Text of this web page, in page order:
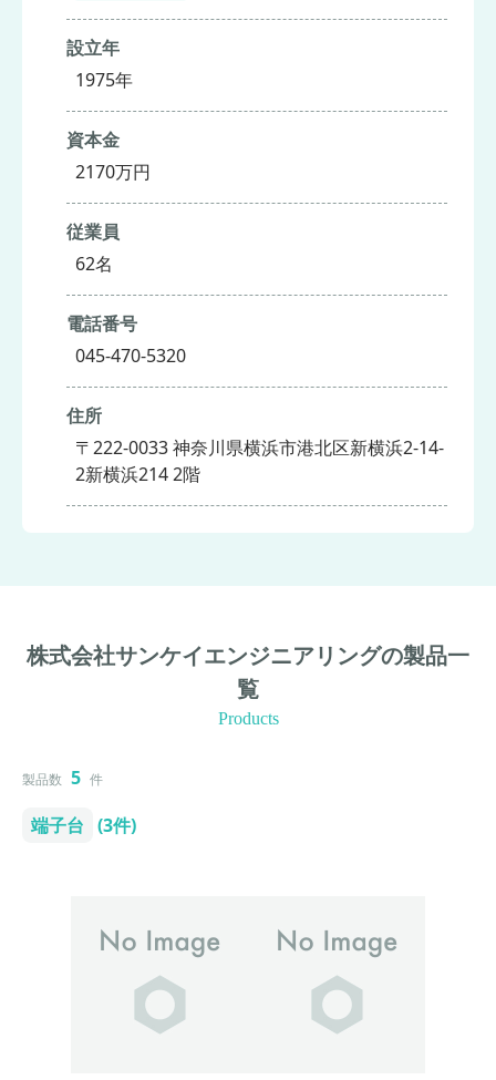
設立年
1975年
資本金
2170万円
従業員
62名
電話番号
045-470-5320
住所
〒222-0033 神奈川県横浜市港北区新横浜2-14-
2新横浜214 2階
株式会社サンケイエンジニアリングの製品一
覧
Products
製品数 5 件
端子台 (3件)